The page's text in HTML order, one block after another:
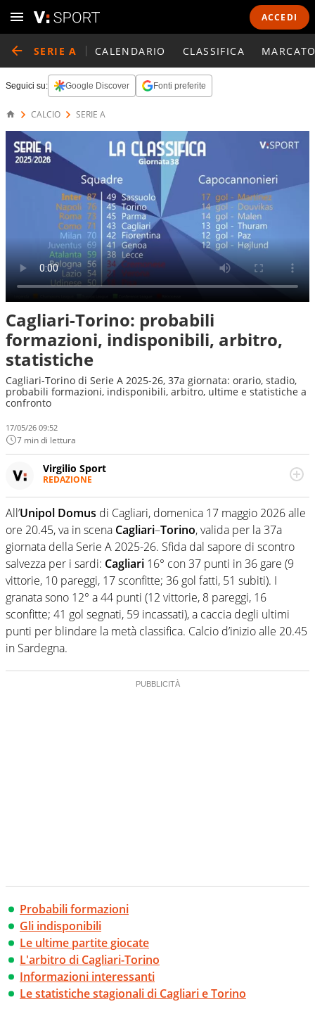
ACCEDI
SERIE A CALENDARIO CLASSIFICA
Seguici su: Google Discover Fonti preferite
CALCIO SERIE A
Cagliari-Torino: probabili
formazioni, indisponibili, arbitro,
statistiche
Cagliari-Torino di Serie A 2025-26, 37a giornata: orario, stadio,
probabili formazioni, indisponibili, arbitro, ultime e statistiche a
confronto
17/05/26 09:52
7 min di lettura
Virgilio Sport
REDAZIONE
appassionato su tutto il mondo dello sport. Calcio,
calciomercato, F1, Motomondiale ma anche tennis,
volley, basket: su Virgilio Sport i tifosi e gli appassionati
sanno che troveranno sempre copertura completa e
zero faziosità. La squadra di Virgilio Sport è formata da
giornalisti ed esperti di sport abili sia nel gioco di
rimessa quando intercettano le notizie e le rilanciano
verso la rete, sia nella costruzione dal basso quando
creano contenuti 100% originali ed esclusivi.
All’Unipol Domus di Cagliari, domenica 17 maggio 2026 alle
ore 20.45, va in scena Cagliari–Torino, valida per la 37a
giornata della Serie A 2025-26. Sfida dal sapore di scontro
salvezza per i sardi: Cagliari 16° con 37 punti in 36 gare (9
vittorie, 10 pareggi, 17 sconfitte; 36 gol fatti, 51 subiti). I
granata sono 12° a 44 punti (12 vittorie, 8 pareggi, 16
sconfitte; 41 gol segnati, 59 incassati), a caccia degli ultimi
punti per blindare la metà classifica. Calcio d’inizio alle 20.45
in Sardegna.
Probabili formazioni
Gli indisponibili
Le ultime partite giocate
L'arbitro di Cagliari-Torino
Informazioni interessanti
Le statistiche stagionali di Cagliari e Torino